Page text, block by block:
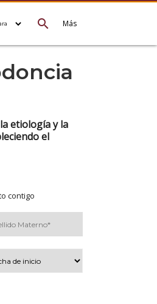
Más
search
etiología y la
el
contigo